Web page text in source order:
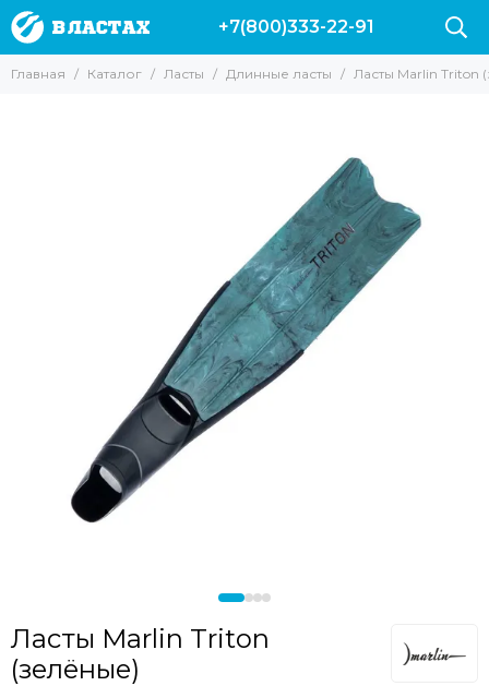
Ласты +7(800)333-22-91
Главная Каталог Ласты Длинные ласты Ласты Marlin Triton
Ласты Marlin Triton
(зелёные)